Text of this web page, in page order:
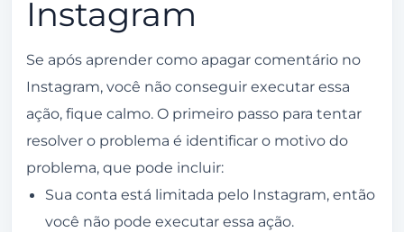
Instagram
Se após aprender como apagar comentário no
Instagram, você não conseguir executar essa
ação, fique calmo. O primeiro passo para tentar
resolver o problema é identificar o motivo do
problema, que pode incluir:
Sua conta está limitada pelo Instagram, então
você não pode executar essa ação.